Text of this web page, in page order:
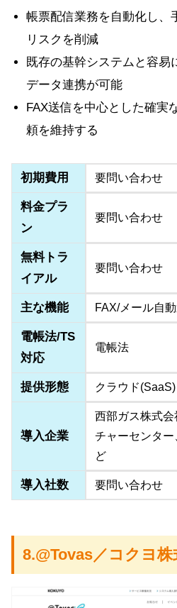
帳票配信業務を自動化し、
リスクを削減
既存の基幹システムと容易
データ連携が可能
FAX送信を中心とした確実
頼を維持する
初期費用 要問い合わせ
料金プラ
ン
要問い合わせ
無料トラ
イアル
要問い合わせ
主な機能 FAX/メール自
電帳法/TS
対応
電帳法
提供形態 クラウド(SaaS)
導入企業
西部ガス株式
チャーセンタ
ど
導入社数 要問い合わせ
8.@Tovas／コクヨ株